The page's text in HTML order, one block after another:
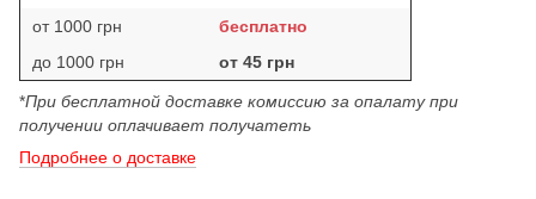
от 1000 грн
бесплатно
до 1000 грн
от 45 грн
*При бесплатной доставке комиссию за опалату при
получении оплачивает получатеть
Подробнее о доставке